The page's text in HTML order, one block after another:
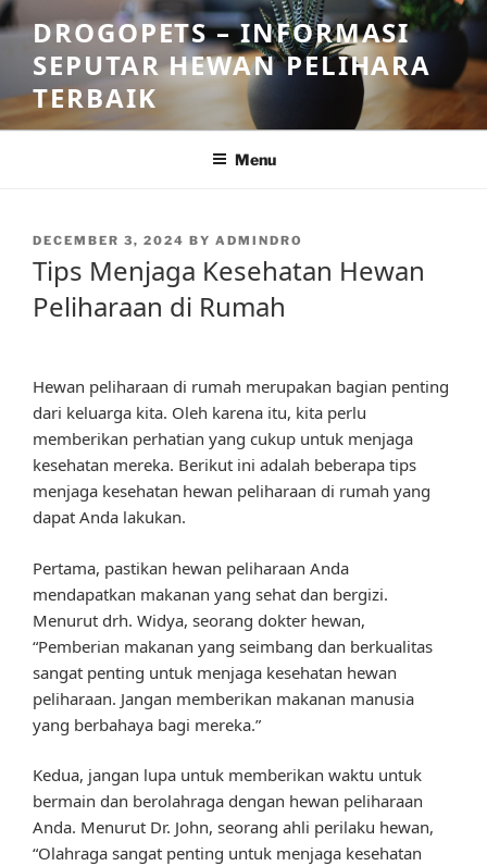
Skip
to
content
DROGOPETS – INFORMASI
SEPUTAR HEWAN PELIHARA
TERBAIK
Menu
POSTED
ON
DECEMBER 3, 2024 BY ADMINDRO
Tips Menjaga Kesehatan Hewan
Peliharaan di Rumah
Hewan peliharaan di rumah merupakan bagian penting
dari keluarga kita. Oleh karena itu, kita perlu
memberikan perhatian yang cukup untuk menjaga
kesehatan mereka. Berikut ini adalah beberapa tips
menjaga kesehatan hewan peliharaan di rumah yang
dapat Anda lakukan.
Pertama, pastikan hewan peliharaan Anda
mendapatkan makanan yang sehat dan bergizi.
Menurut drh. Widya, seorang dokter hewan,
“Pemberian makanan yang seimbang dan berkualitas
sangat penting untuk menjaga kesehatan hewan
peliharaan. Jangan memberikan makanan manusia
yang berbahaya bagi mereka.”
Kedua, jangan lupa untuk memberikan waktu untuk
bermain dan berolahraga dengan hewan peliharaan
Anda. Menurut Dr. John, seorang ahli perilaku hewan,
“Olahraga sangat penting untuk menjaga kesehatan